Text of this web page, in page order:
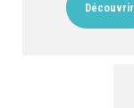
Découvrir